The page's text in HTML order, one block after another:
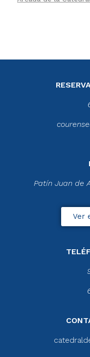
Patín Juan de
Ver